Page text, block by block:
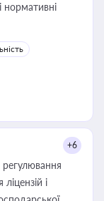
нормативні
+6
регулювання
і